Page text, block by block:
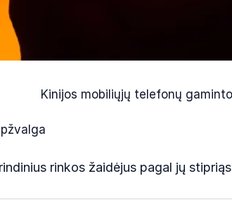
Kinijos mobiliųjų telefonų
rinkos žaidėjus pagal jų